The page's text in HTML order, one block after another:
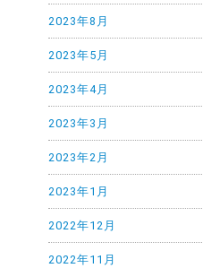
2023年8月
2023年5月
2023年4月
2023年3月
2023年2月
2023年1月
2022年12月
2022年11月